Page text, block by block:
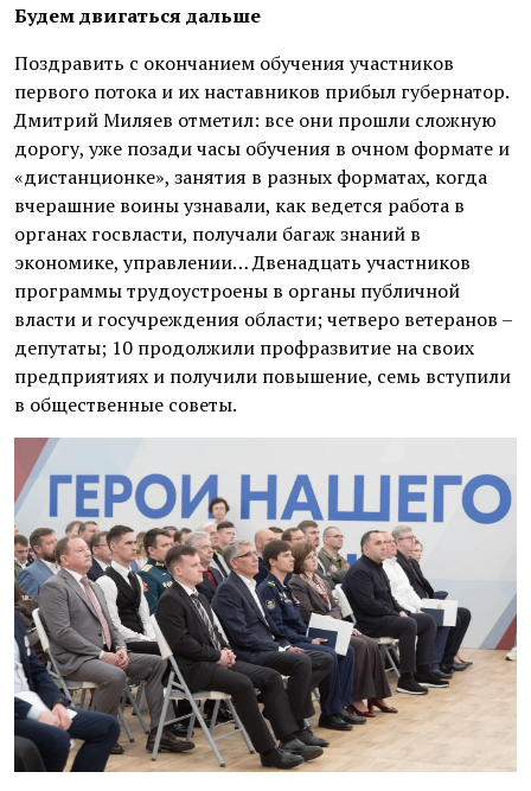
Будем двигаться дальше
Поздравить с окончанием обу­чения участников
первого потока и их наставников прибыл губернатор.
Дмитрий Миляев отметил: все они прошли сложную
дорогу, уже позади часы обучения в очном формате и
«дистанционке», занятия в разных форматах, когда
вчерашние воины узнавали, как ведется работа в
органах госвласти, получали багаж знаний в
экономике, управлении… Двенадцать участников
программы трудоустроены в органы публичной
власти и госучреждения области; четверо ветеранов –
депутаты; 10 продолжили профразвитие на своих
предприятиях и получили повышение, семь вступили
в общественные советы.